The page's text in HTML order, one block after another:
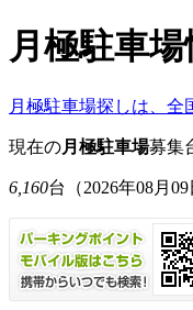
月極駐車
月極駐車場探しは、全
現在の月極駐車場募集
6,160台 （2026年08月